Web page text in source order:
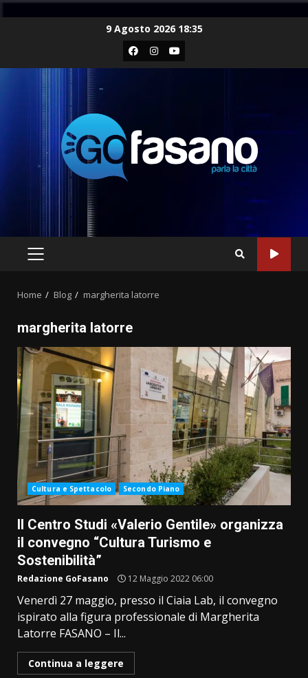
9 Agosto 2026 18:35
Facebook
Instagram
Youtube
PRIMARY
Home Blog margherita latorre
margherita latorre
Cultura e Spettacolo Secondo Piano
Il Centro Studi «Valerio Gentile» organizza
il convegno “Cultura Turismo e
Sostenibilità”
Redazione GoFasano 12 Maggio 2022 06:00
Venerdì 27 maggio, presso il Ciaia Lab, il convegno
ispirato alla figura professionale di Margherita
Latorre FASANO – Il...
Continua a leggere